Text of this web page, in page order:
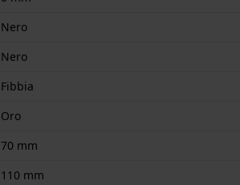
Nero
Nero
Fibbia
Oro
70 mm
110 mm